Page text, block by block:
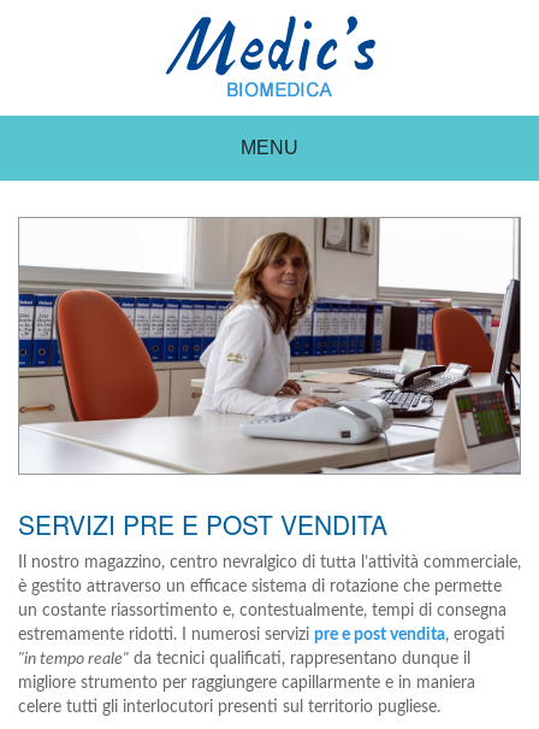
MENU
SERVIZI PRE E POST VENDITA
Il nostro magazzino, centro nevralgico di tutta l’attività commerciale,
è gestito attraverso un efficace sistema di rotazione che permette
un costante riassortimento e, contestualmente, tempi di consegna
estremamente ridotti. I numerosi servizi pre e post vendita, erogati
"in tempo reale" da tecnici qualificati, rappresentano dunque il
migliore strumento per raggiungere capillarmente e in maniera
celere tutti gli interlocutori presenti sul territorio pugliese.